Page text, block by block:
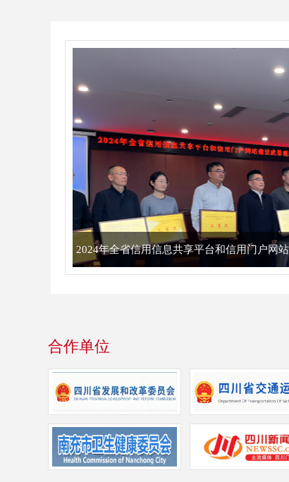
2024年全省信用信息共享平台和信用门户网
合作单位